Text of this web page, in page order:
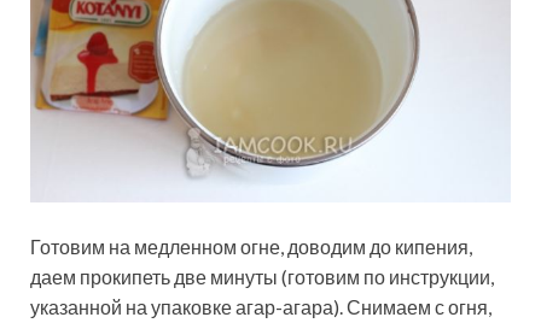
Готовим на медленном огне, доводим до кипения,
даем прокипеть две минуты (готовим по инструкции,
указанной на упаковке агар-агара). Снимаем с огня,